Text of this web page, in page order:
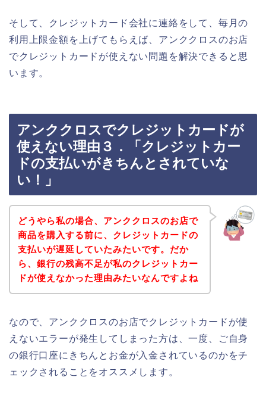
そして、クレジットカード会社に連絡をして、毎月の
利用上限金額を上げてもらえば、アンククロスのお店
でクレジットカードが使えない問題を解決できると思
います。
アンククロスでクレジットカードが
使えない理由３．「クレジットカー
ドの支払いがきちんとされていな
い！」
どうやら私の場合、アンククロスのお店で
商品を購入する前に、クレジットカードの
支払いが遅延していたみたいです。だか
ら、銀行の残高不足が私のクレジットカー
ドが使えなかった理由みたいなんですよね
なので、アンククロスのお店でクレジットカードが使
えないエラーが発生してしまった方は、一度、ご自身
の銀行口座にきちんとお金が入金されているのかをチ
ェックされることをオススメします。